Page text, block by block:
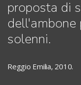
proposta di
dell'ambone
solenni.
Reggio Emilia, 2010.